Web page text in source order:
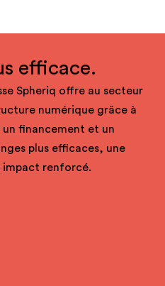
efficace.
Spheriq offre au secteur
numérique grâce à
un financement et un
plus efficaces, une
impact renforcé.